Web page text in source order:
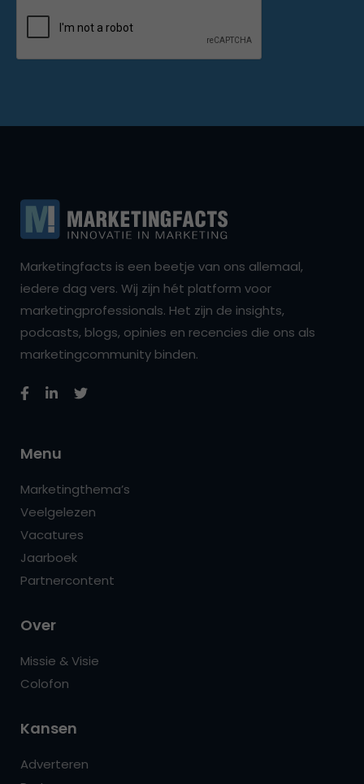
Marketingfacts is een beetje van ons allemaal,
iedere dag vers. Wij zijn hét platform voor
marketingprofessionals. Het zijn de insights,
podcasts, blogs, opinies en recencies die ons als
marketingcommunity binden.
Menu
Marketingthema’s
Veelgelezen
Vacatures
Jaarboek
Partnercontent
Over
Missie & Visie
Colofon
Kansen
Adverteren